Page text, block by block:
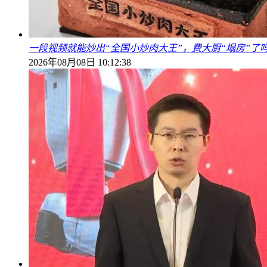
一段视频就能炒出“全国小炒肉大王”，费大厨“塌房”了
2026年08月08日 10:12:38